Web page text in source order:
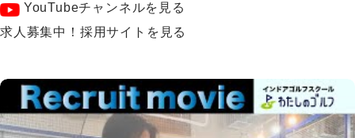
YouTubeチャンネルを見る
求人募集中！採用サイトを見る